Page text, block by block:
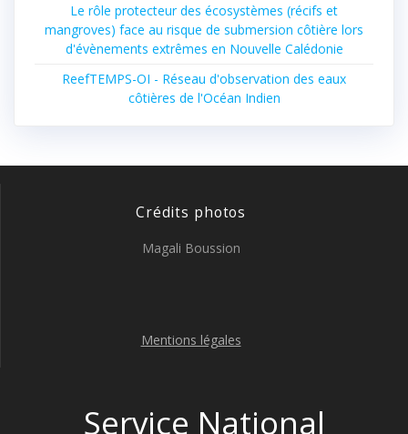
Le rôle protecteur des écosystèmes (récifs et
mangroves) face au risque de submersion côtière lors
d'évènements extrêmes en Nouvelle Calédonie
ReefTEMPS-OI - Réseau d'observation des eaux
côtières de l'Océan Indien
Crédits photos
Magali Boussion
Mentions légales
Service National